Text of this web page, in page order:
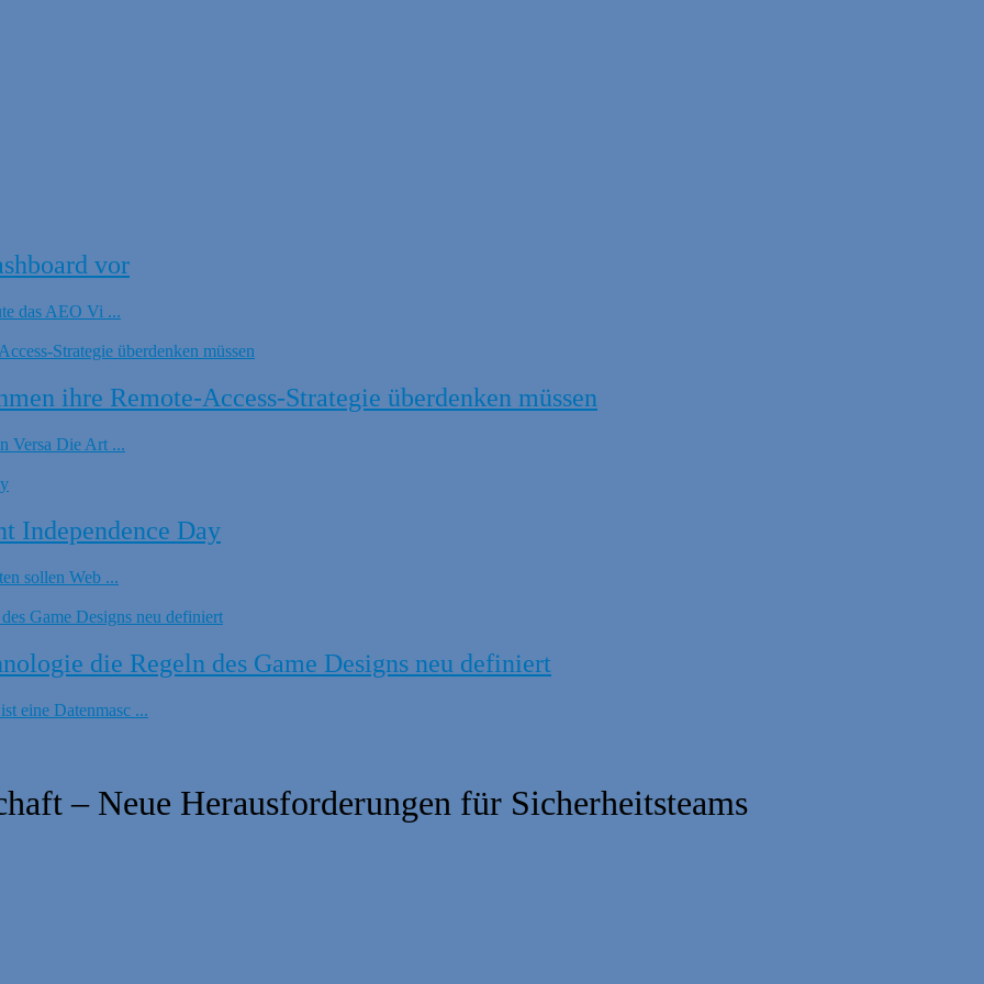
vor
das AEO Vi ...
ihre Remote-Access-Strategie überdenken müssen
Versa Die Art ...
Independence Day
sollen Web ...
die Regeln des Game Designs neu definiert
eine Datenmasc ...
– Neue Herausforderungen für Sicherheitsteams